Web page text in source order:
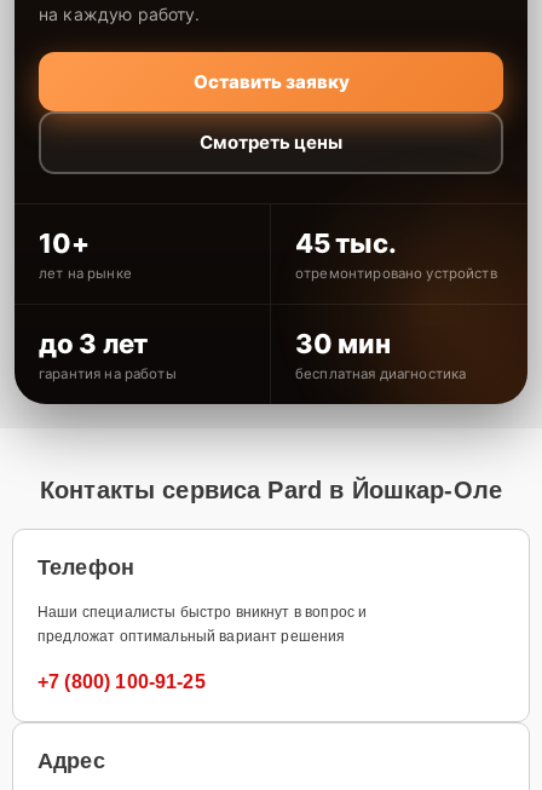
на каждую работу.
Оставить заявку
Смотреть цены
10+
лет на рынке
45 тыс.
отремонтировано устройств
до 3 лет
гарантия на работы
30 мин
бесплатная диагностика
Контакты сервиса Pard в Йошкар-Оле
Телефон
Наши специалисты быстро вникнут в вопрос и
предложат оптимальный вариант решения
+7 (800) 100-91-25
Адрес